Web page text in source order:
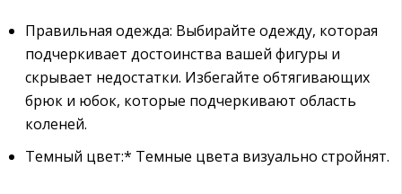
Правильная одежда: Выбирайте одежду, которая
подчеркивает достоинства вашей фигуры и
скрывает недостатки. Избегайте обтягивающих
брюк и юбок, которые подчеркивают область
коленей.
Темный цвет:* Темные цвета визуально стройнят.